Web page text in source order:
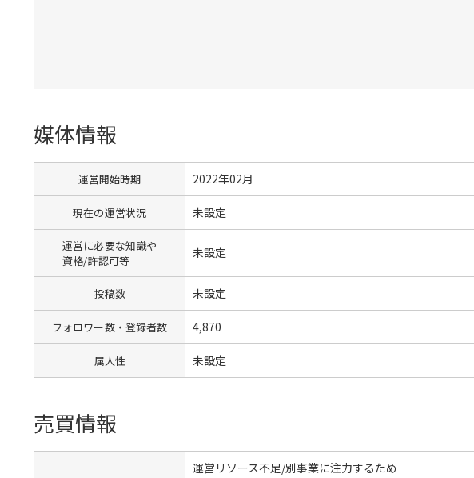
媒体情報
運営開始時期 2022年02月
現在の運営状況 未設定
運営に必要な知識や
資格/許認可等
未設定
投稿数 未設定
フォロワー数・登録者数 4,870
属人性 未設定
売買情報
運営リソース不足/別事業に注力するため